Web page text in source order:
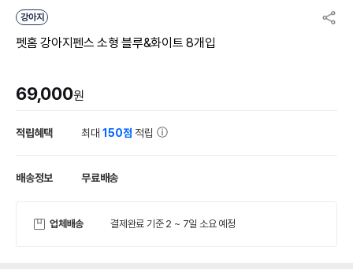
강아지
펫홈 강아지펜스 소형 블루&화이트 8개입
69,000원
적립혜택 최대150점 적립
배송정보 무료배송
업체배송 결제완료 기준 2 ~ 7일 소요 예정